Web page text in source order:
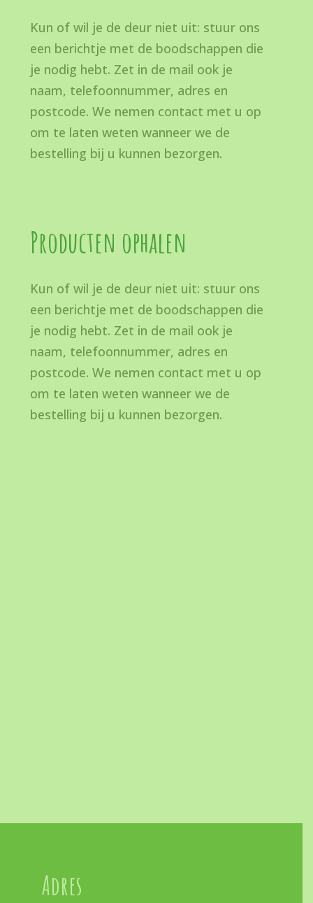
Kun of wil je de deur niet uit: stuur ons
een berichtje met de boodschappen die
je nodig hebt. Zet in de mail ook je
naam, telefoonnummer, adres en
postcode. We nemen contact met u op
om te laten weten wanneer we de
bestelling bij u kunnen bezorgen.
Producten ophalen
Kun of wil je de deur niet uit: stuur ons
een berichtje met de boodschappen die
je nodig hebt. Zet in de mail ook je
naam, telefoonnummer, adres en
postcode. We nemen contact met u op
om te laten weten wanneer we de
bestelling bij u kunnen bezorgen.
Adres